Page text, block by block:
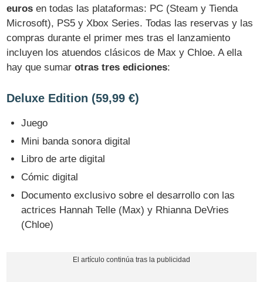
euros en todas las plataformas: PC (Steam y Tienda
Microsoft), PS5 y Xbox Series. Todas las reservas y las
compras durante el primer mes tras el lanzamiento
incluyen los atuendos clásicos de Max y Chloe. A ella
hay que sumarotras tres ediciones:
Deluxe Edition (59,99 €)
Juego
Mini banda sonora digital
Libro de arte digital
Cómic digital
Documento exclusivo sobre el desarrollo con las
actrices Hannah Telle (Max) y Rhianna DeVries
(Chloe)